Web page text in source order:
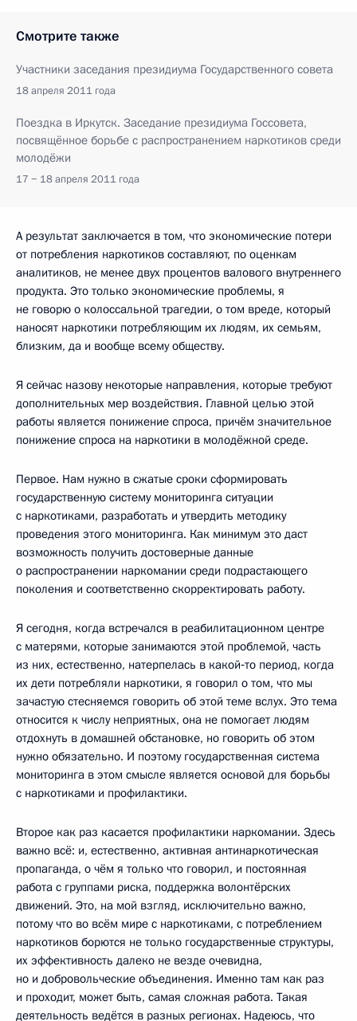
Смотрите также
Участники заседания президиума Государственного совета
18 апреля 2011 года
Поездка в Иркутск. Заседание президиума Госсовета,
посвящённое борьбе с распространением наркотиков среди
молодёжи
17 − 18 апреля 2011 года
А результат заключается в том, что экономические потери
от потребления наркотиков составляют, по оценкам
аналитиков, не менее двух процентов валового внутреннего
продукта. Это только экономические проблемы, я
не говорю о колоссальной трагедии, о том вреде, который
наносят наркотики потребляющим их людям, их семьям,
близким, да и вообще всему обществу.
Я сейчас назову некоторые направления, которые требуют
дополнительных мер воздействия. Главной целью этой
работы является понижение спроса, причём значительное
понижение спроса на наркотики в молодёжной среде.
Первое. Нам нужно в сжатые сроки сформировать
государственную систему мониторинга ситуации
с наркотиками, разработать и утвердить методику
проведения этого мониторинга. Как минимум это даст
возможность получить достоверные данные
о распространении наркомании среди подрастающего
поколения и соответственно скорректировать работу.
Я сегодня, когда встречался в реабилитационном центре
с матерями, которые занимаются этой проблемой, часть
из них, естественно, натерпелась в какой‑то период, когда
их дети потребляли наркотики, я говорил о том, что мы
зачастую стесняемся говорить об этой теме вслух. Это тема
относится к числу неприятных, она не помогает людям
отдохнуть в домашней обстановке, но говорить об этом
нужно обязательно. И поэтому государственная система
мониторинга в этом смысле является основой для борьбы
с наркотиками и профилактики.
Второе как раз касается профилактики наркомании. Здесь
важно всё: и, естественно, активная антинаркотическая
пропаганда, о чём я только что говорил, и постоянная
работа с группами риска, поддержка волонтёрских
движений. Это, на мой взгляд, исключительно важно,
потому что во всём мире с наркотиками, с потреблением
наркотиков борются не только государственные структуры,
их эффективность далеко не везде очевидна,
но и добровольческие объединения. Именно там как раз
и проходит, может быть, самая сложная работа. Такая
деятельность ведётся в разных регионах. Надеюсь, что